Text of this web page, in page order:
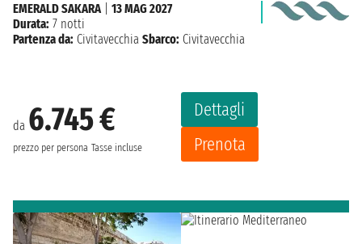
da 6.745 €
prezzo per persona Tasse incluse
Dettagli
Prenota
EMERALD SAKARA| 13 MAG 2027
Durata: 7 notti
Partenza da: Civitavecchia Sbarco: Civitavecchia